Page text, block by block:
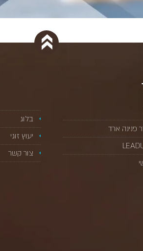
פנינה ארד
בלוג
יעוץ זוגי
צור קשר